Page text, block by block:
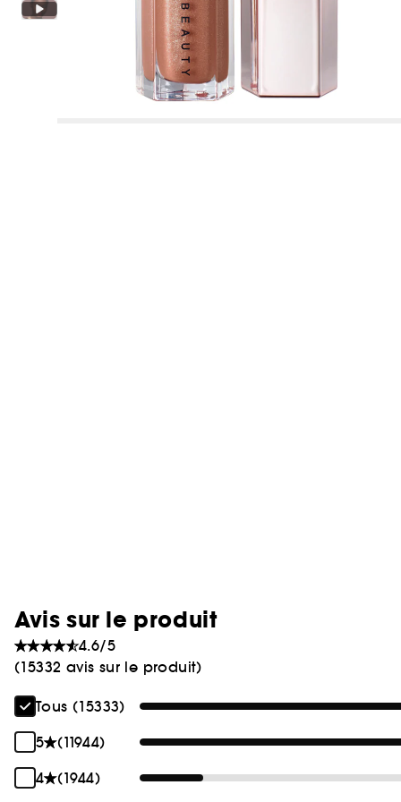
Avis sur le produit
4.6/5
(15332 avis sur le produit)
Tous (15333)
5
(11944)
4
(1944)